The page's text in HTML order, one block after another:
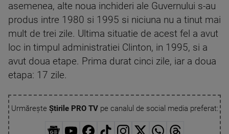
asemenea, alte noua inchideri ale Guvernului s-au
produs intre 1980 si 1995 si niciuna nu a tinut mai
mult de trei zile. Ultima situatie de acest fel a avut
loc in timpul administratiei Clinton, in 1995, si a
avut doua etape. Prima durat cinci zile, iar a doua
etapa: 17 zile.
Urmărește Știrile PRO TVpe canalul de social media preferat: